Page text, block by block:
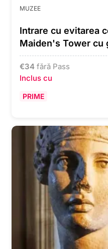
MUZEE
Intrare cu evitarea
Maiden's Tower cu
€34 fără Pass
Inclus cu
PRIME